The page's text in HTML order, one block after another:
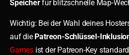
Speicherfür blitzschnelle Map-
Wichtig: Bei der Wahl deines
auf die Patreon-Schlüssel-
Games ist der Patreon-Key